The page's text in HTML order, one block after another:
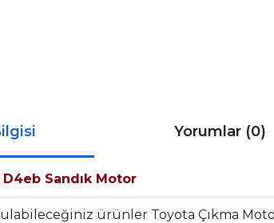
Yorumlar (0)
Sandık Motor
ürünler Toyota Çıkma